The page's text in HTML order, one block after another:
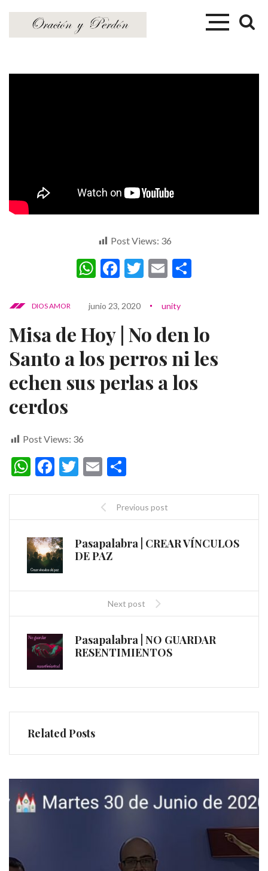
Post Views: 36
WhatsApp
Facebook
Twitter
Email
DIOS AMOR junio 23, 2020 unity
Misa de Hoy | No den lo
Santo a los perros ni les
echen sus perlas a los
cerdos
Post Views: 36
WhatsApp
Facebook
Twitter
Email
Previous post
Pasapalabra | CREAR VÍNCULOS
DE PAZ
Next post
Pasapalabra | NO GUARDAR
RESENTIMIENTOS
Related Posts